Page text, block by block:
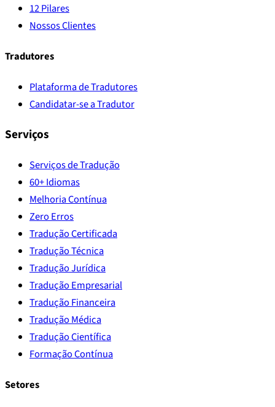
12 Pilares
Nossos Clientes
Tradutores
Plataforma de Tradutores
Candidatar-se a Tradutor
Serviços
Serviços de Tradução
60+ Idiomas
Melhoria Contínua
Zero Erros
Tradução Certificada
Tradução Técnica
Tradução Jurídica
Tradução Empresarial
Tradução Financeira
Tradução Médica
Tradução Científica
Formação Contínua
Setores